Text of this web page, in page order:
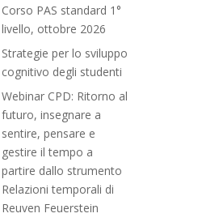
Corso PAS standard 1°
livello, ottobre 2026
Strategie per lo sviluppo
cognitivo degli studenti
Webinar CPD: Ritorno al
futuro, insegnare a
sentire, pensare e
gestire il tempo a
partire dallo strumento
Relazioni temporali di
Reuven Feuerstein